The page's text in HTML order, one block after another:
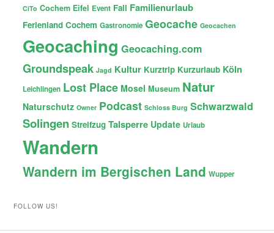
CiTo Cochem Eifel Event Fail Familienurlaub
Ferienland Cochem Gastronomie Geocache Geocachen
Geocaching Geocaching.com
Groundspeak Jagd Kultur Kurztrip Kurzurlaub Köln
Leichlingen Lost Place Mosel Museum Natur
Naturschutz Owner Podcast Schloss Burg Schwarzwald
Solingen Streifzug Talsperre Update Urlaub
Wandern
Wandern im Bergischen Land Wupper
FOLLOW US!